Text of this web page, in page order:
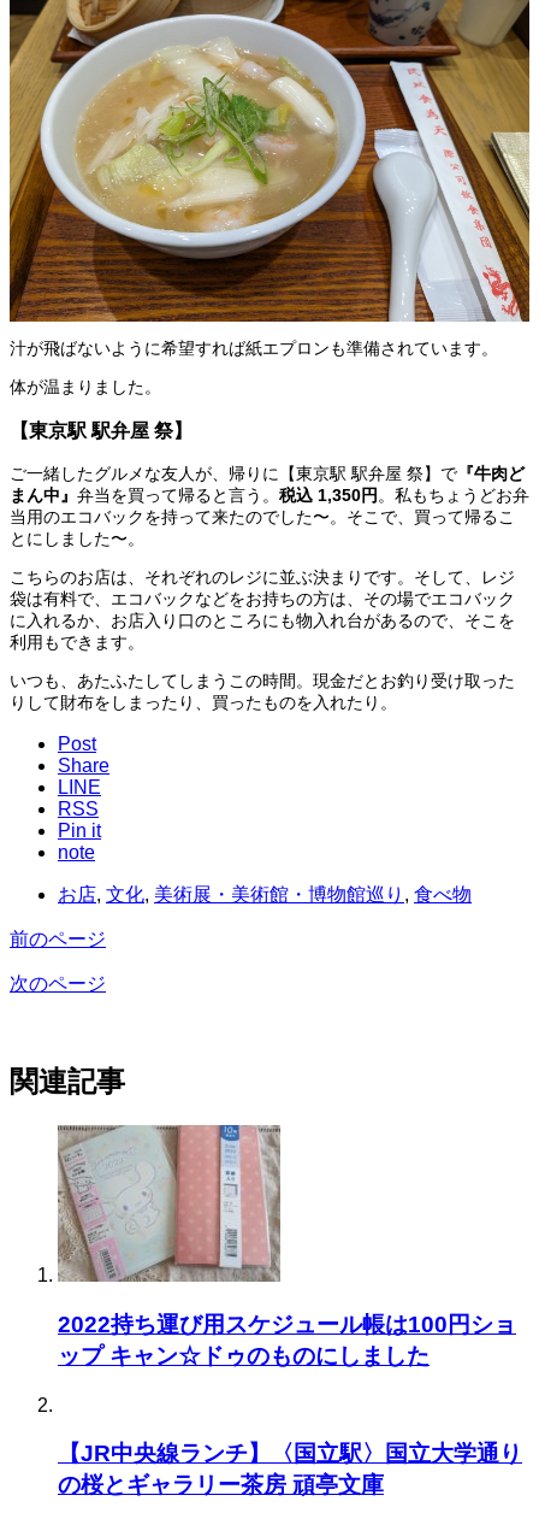
汁が飛ばないように希望すれば紙エプロンも準備されています。
体が温まりました。
【東京駅 駅弁屋 祭】
ご一緒したグルメな友人が、帰りに【東京駅 駅弁屋 祭】で 『牛肉ど
まん中』 弁当を買って帰ると言う。 税込 1,350円。私もちょうどお弁
当用のエコバックを持って来たのでした〜。そこで、買って帰るこ
とにしました〜。
こちらのお店は、それぞれのレジに並ぶ決まりです。そして、レジ
袋は有料で、エコバックなどをお持ちの方は、その場でエコバック
に入れるか、お店入り口のところにも物入れ台があるので、そこを
利用もできます。
いつも、あたふたしてしまうこの時間。現金だとお釣り受け取った
りして財布をしまったり、買ったものを入れたり。
Post
Share
LINE
RSS
Pin it
note
お店, 文化, 美術展・美術館・博物館巡り , 食べ物
前のページ
次のページ
関連記事
2022持ち運び用スケジュール帳は100円ショ
ップ キャン☆ドゥのものにしました
【JR中央線ランチ】〈国立駅〉国立大学通り
の桜とギャラリー茶房 頑亭文庫